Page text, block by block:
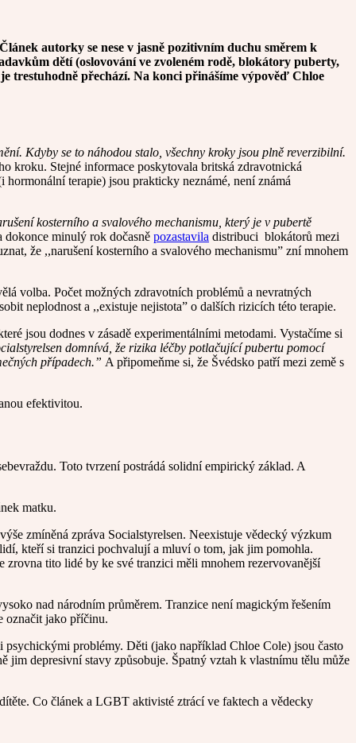
autorky se nese v jasně pozitivním duchu směrem k
dětí (oslovování ve zvoleném rodě, blokátory puberty,
trestuhodně přechází. Na konci přinášíme výpověď Chloe
Kdyby se to náhodou stalo, všechny kroky jsou plně reverzibilní.
kroku. Stejné informace poskytovala britská zdravotnická
terapie) jsou prakticky neznámé, není známá
kosterního a svalového mechanismu, který je v pubertě
dokonce minulý rok dočasně pozastavila distribuci blokátorů mezi
že ,,narušení kosterního a svalového mechanismu” zní mnohem
volba. Počet možných zdravotních problémů a nevratných
neplodnost a ,,existuje nejistota” o dalších rizicích této terapie.
jsou dodnes v zásadě experimentálními metodami. Vystačíme si
domnívá, že rizika léčby potlačující pubertu pomocí
případech.” A připomeňme si, že Švédsko patří mezi země s
efektivitou.
Toto tvrzení postrádá solidní empirický základ. A
matku.
zmíněná zpráva Socialstyrelsen. Neexistuje vědecký výzkum
kteří si tranzici pochvalují a mluví o tom, jak jim pomohla.
tito lidé by ke své tranzici měli mnohem rezervovanější
nad národním průměrem. Tranzice není magickým řešením
označit jako příčinu.
psychickými problémy. Děti (jako například Chloe Cole) jsou často
jim depresivní stavy způsobuje. Špatný vztah k vlastnímu tělu může
Co článek a LGBT aktivisté ztrácí ve faktech a vědecky